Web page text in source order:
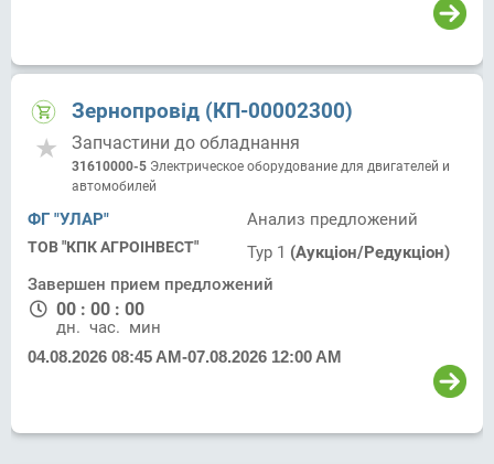
Зернопровід (КП-00002300)
Запчастини до обладнання
31610000-5 Электрическое оборудование для двигателей и
автомобилей
ФГ "УЛАР"
ТОВ "КПК АГРОІНВЕСТ"
Анализ предложений
Тур 1 (Аукціон/Редукціон)
Завершен прием предложений
00 : 00 : 00
дн. час. мин.
04.08.2026 08:45 AM-07.08.2026 12:00 AM